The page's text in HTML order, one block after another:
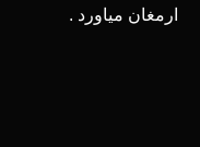
ارمغان میاورد .